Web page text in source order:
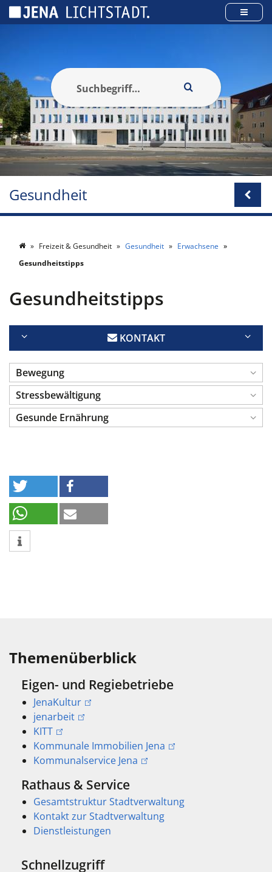
Gesundheit
Freizeit & Gesundheit Gesundheit
Erwachsene
Gesundheitstipps
Gesundheitstipps
KONTAKT
Bewegung
Stressbewältigung
Gesunde Ernährung
Themenüberblick
Eigen- und Regiebetriebe
JenaKultur
jenarbeit
KITT
Kommunale Immobilien Jena
Kommunalservice Jena
Rathaus & Service
Gesamtstruktur Stadtverwaltung
Kontakt zur Stadtverwaltung
Dienstleistungen
Schnellzugriff
Cookie-Einstellungen